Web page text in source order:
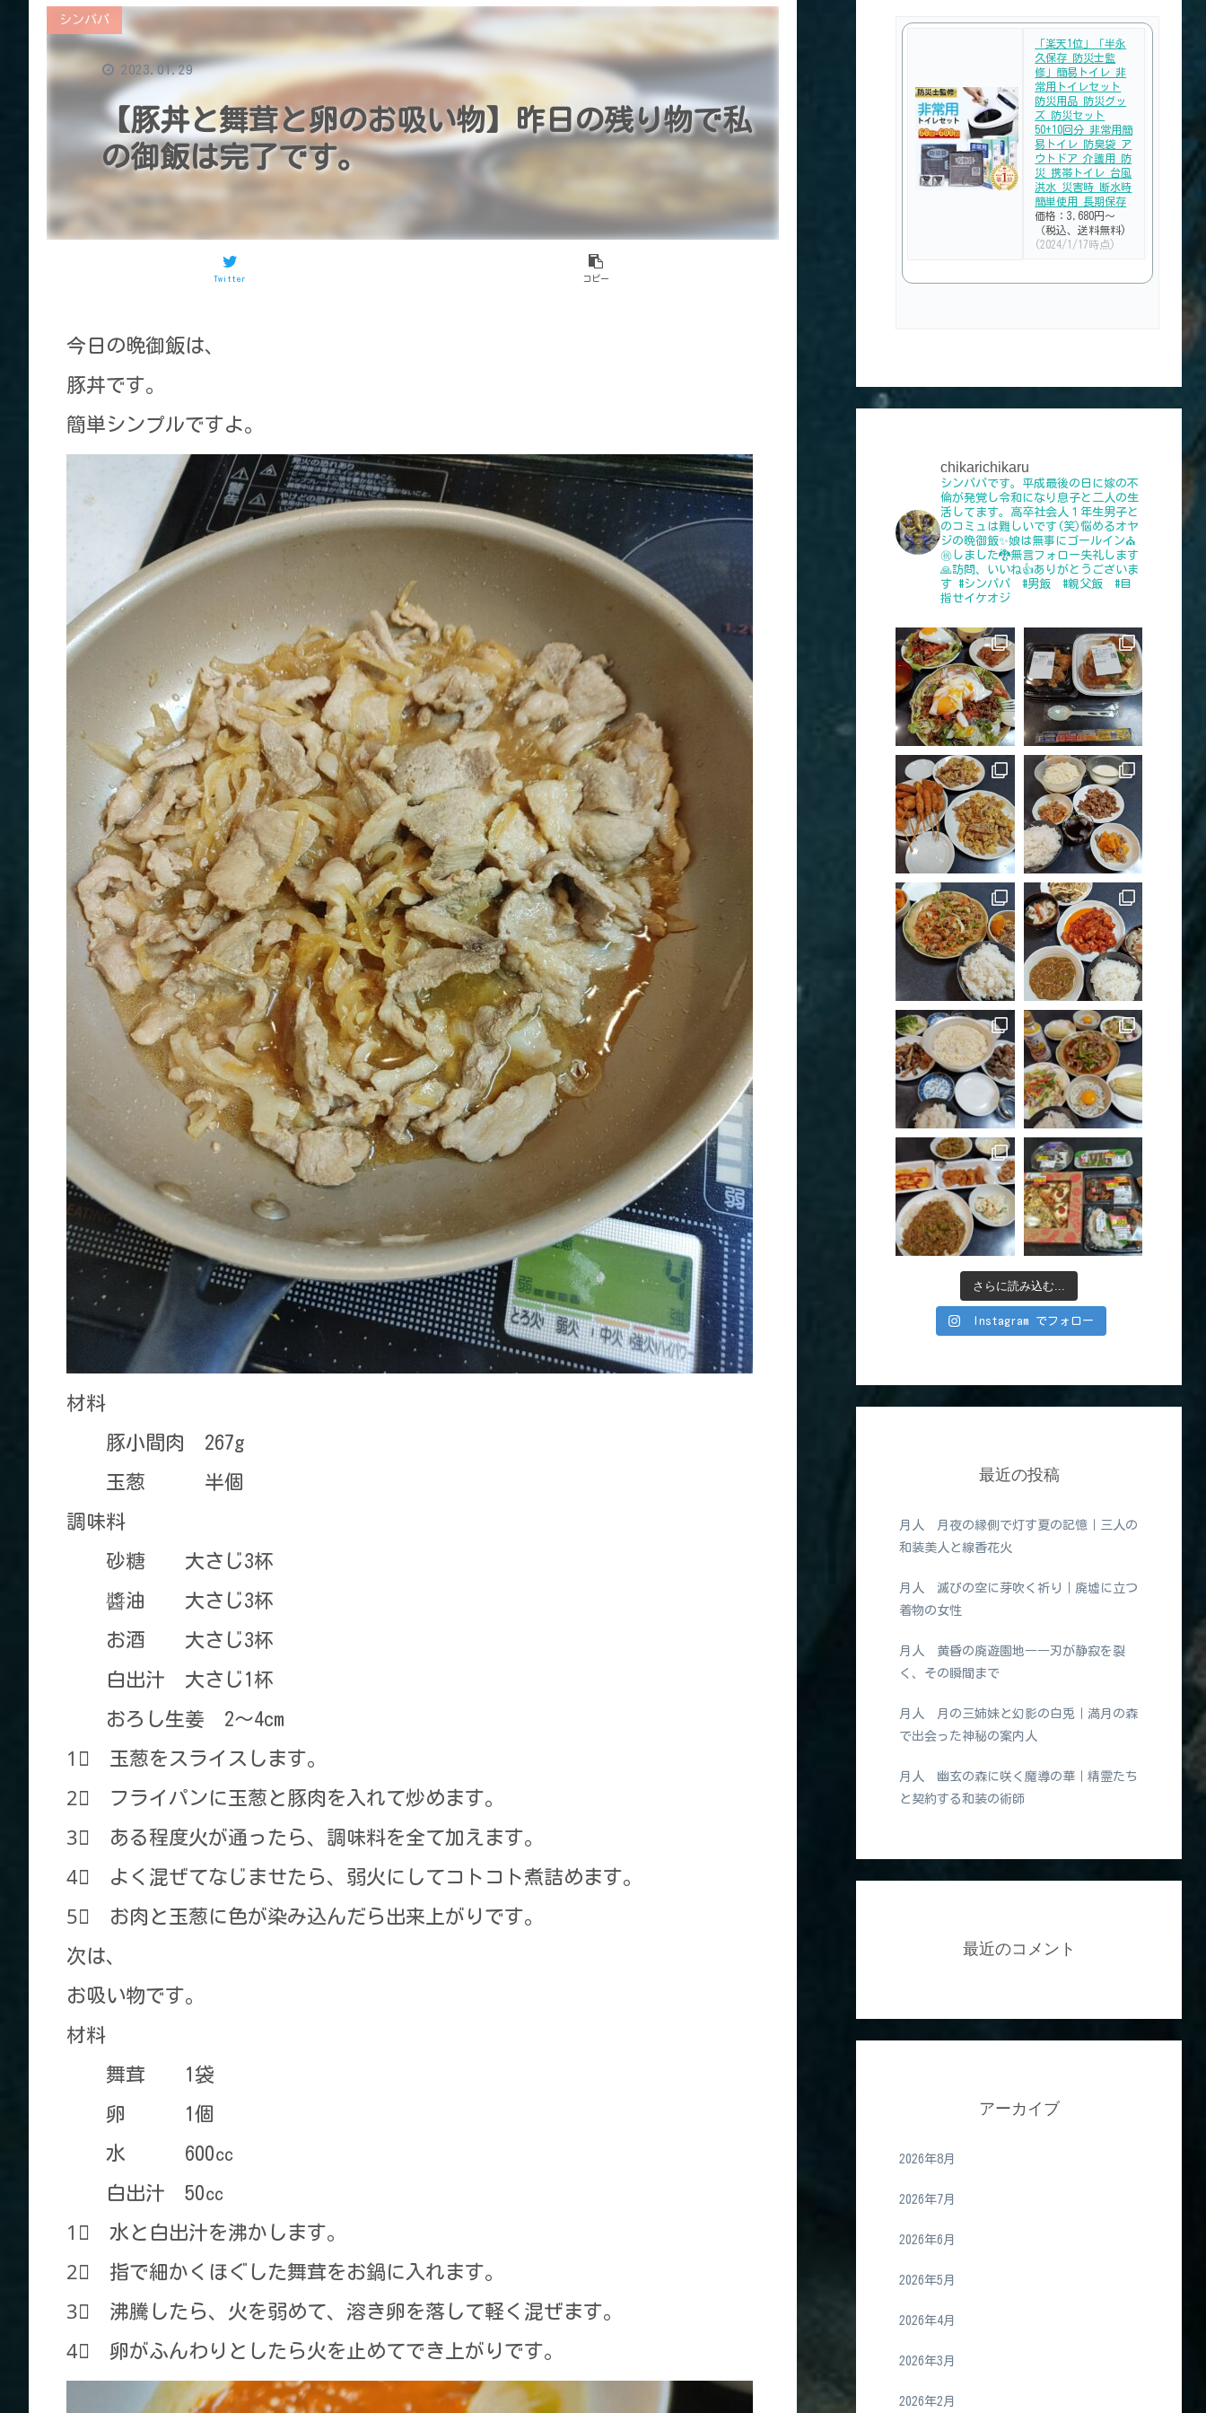
【豚丼と舞茸と卵のお吸い物】昨日の残り物で私
の御飯は完了です。
シンパパ
Twitter コピー
2023.01.29
今日の晩御飯は、
豚丼です。
簡単シンプルですよ。
材料
豚小間肉 267g
玉葱 半個
調味料
砂糖 大さじ3杯
醬油 大さじ3杯
お酒 大さじ3杯
白出汁 大さじ1杯
おろし生姜 2～4cm
1⃣ 玉葱をスライスします。
2⃣ フライパンに玉葱と豚肉を入れて炒めます。
3⃣ ある程度火が通ったら、調味料を全て加えます。
4⃣ よく混ぜてなじませたら、弱火にしてコトコト煮詰めます。
5⃣ お肉と玉葱に色が染み込んだら出来上がりです。
次は、
お吸い物です。
材料
舞茸 1袋
卵 1個
水 600㏄
白出汁 50㏄
1⃣ 水と白出汁を沸かします。
2⃣ 指で細かくほぐした舞茸をお鍋に入れます。
3⃣ 沸騰したら、火を弱めて、溶き卵を落して軽く混ぜます。
4⃣ 卵がふんわりとしたら火を止めてでき上がりです。
「楽天1位」「半永
久保存 防災士監
修」簡易トイレ 非
常用トイレセット
防災用品 防災グッ
ズ 防災セット
50+10回分 非常用簡
易トイレ 防臭袋 ア
ウトドア 介護用 防
災 携帯トイレ 台風
洪水 災害時 断水時
簡単使用 長期保存
価格：3,680円～
（税込、送料無料)
(2024/1/17時点)
chikarichikaru
シンパパです。平成最後の日に嫁の不
倫が発覚し令和になり息子と二人の生
活してます。高卒社会人１年生男子と
のコミュは難しいです(笑)悩めるオヤ
ジの晩御飯✨娘は無事にゴールイン⛪
㊗️しました🐉無言フォロー失礼します
🙏訪問、いいね👍️ありがとうございま
す #シンパパ #男飯 #親父飯 #目
指せイケオジ
さらに読み込む...
Instagram でフォロー
最近の投稿
月人 月夜の縁側で灯す夏の記憶｜三人の
和装美人と線香花火
月人 滅びの空に芽吹く祈り｜廃墟に立つ
着物の女性
月人 黄昏の廃遊園地――刃が静寂を裂
く、その瞬間まで
月人 月の三姉妹と幻影の白兎｜満月の森
で出会った神秘の案内人
月人 幽玄の森に咲く魔導の華｜精霊たち
と契約する和装の術師
最近のコメント
アーカイブ
2026年8月
2026年7月
2026年6月
2026年5月
2026年4月
2026年3月
2026年2月